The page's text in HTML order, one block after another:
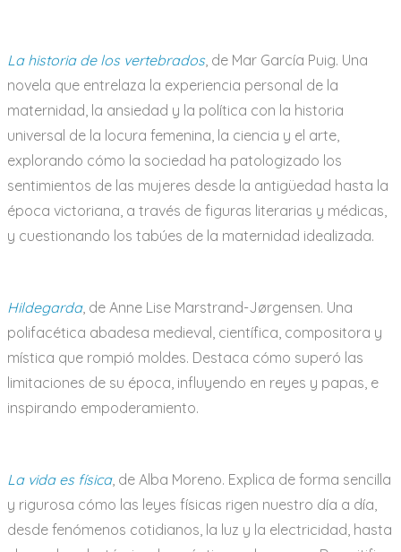
La historia de los vertebrados, de Mar García Puig. Una
novela que entrelaza la experiencia personal de la
maternidad, la ansiedad y la política con la historia
universal de la locura femenina, la ciencia y el arte,
explorando cómo la sociedad ha patologizado los
sentimientos de las mujeres desde la antigüedad hasta la
época victoriana, a través de figuras literarias y médicas,
y cuestionando los tabúes de la maternidad idealizada.
Hildegarda, de Anne Lise Marstrand-Jørgensen. Una
polifacética abadesa medieval, científica, compositora y
mística que rompió moldes. Destaca cómo superó las
limitaciones de su época, influyendo en reyes y papas, e
inspirando empoderamiento.
La vida es física, de Alba Moreno. Explica de forma sencilla
y rigurosa cómo las leyes físicas rigen nuestro día a día,
desde fenómenos cotidianos, la luz y la electricidad, hasta